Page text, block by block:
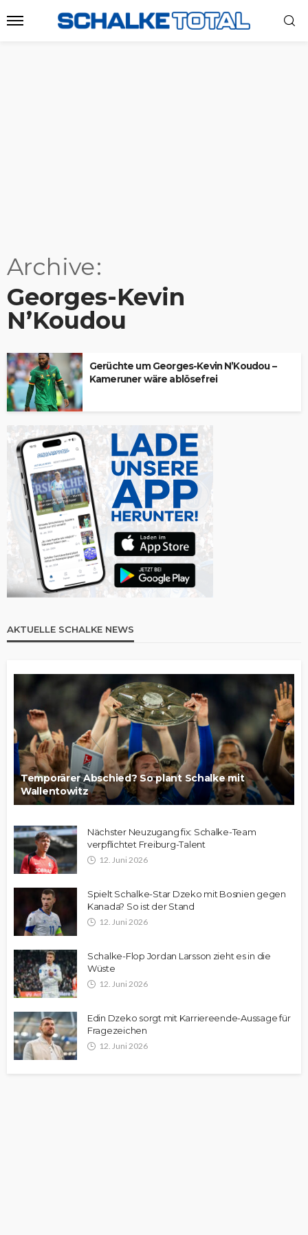
Archive
Georges-Kevin
N’Koudou
Gerüchte um Georges-Kevin N’Koudou –
Kameruner wäre ablösefrei
AKTUELLE SCHALKE NEWS
Temporärer Abschied? So plant Schalke mit
Wallentowitz
Nächster Neuzugang fix: Schalke-Team
verpflichtet Freiburg-Talent
12. Juni 2026
Spielt Schalke-Star Dzeko mit Bosnien gegen
Kanada? So ist der Stand
12. Juni 2026
Schalke-Flop Jordan Larsson zieht es in die
Wüste
12. Juni 2026
Edin Dzeko sorgt mit Karriereende-Aussage für
Fragezeichen
12. Juni 2026